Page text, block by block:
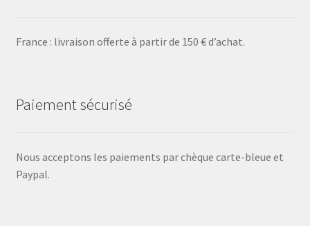
France : livraison offerte à partir de 150 € d’achat.
Paiement sécurisé
Nous acceptons les paiements par chèque carte-bleue et
Paypal.